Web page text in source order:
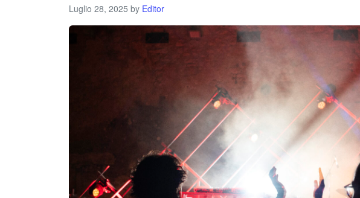
Luglio 28, 2025 by Editor